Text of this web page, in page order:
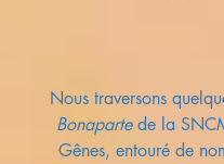
Nous traversons
Bonapartede la
Gênes, entouré de